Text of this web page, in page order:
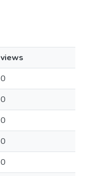
views
0
0
0
0
0